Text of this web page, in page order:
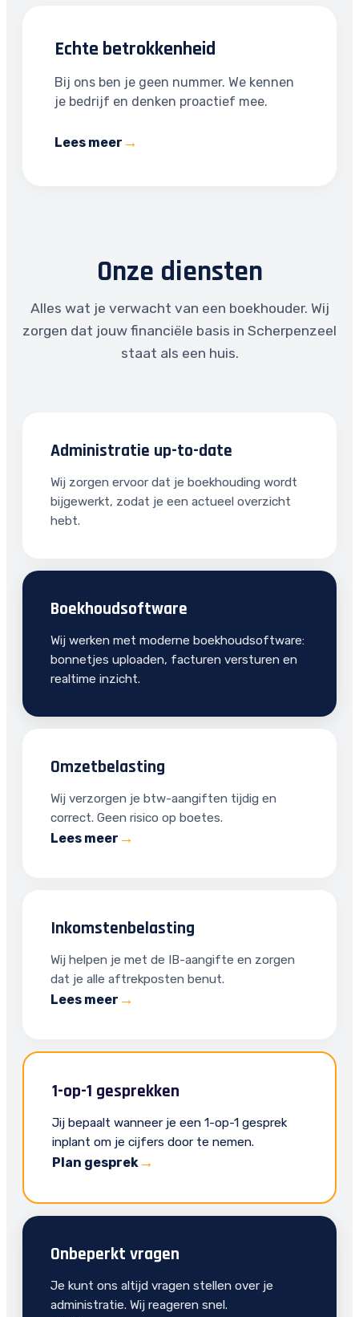
Echte betrokkenheid
Bij ons ben je geen nummer. We kennen
je bedrijf en denken proactief mee.
Lees meer
Onze diensten
Alles wat je verwacht van een boekhouder. Wij
zorgen dat jouw financiële basis in Scherpenzeel
staat als een huis.
Administratie up-to-date
Wij zorgen ervoor dat je boekhouding wordt
bijgewerkt, zodat je een actueel overzicht
hebt.
Boekhoudsoftware
Wij werken met moderne boekhoudsoftware:
bonnetjes uploaden, facturen versturen en
realtime inzicht.
Omzetbelasting
Wij verzorgen je btw-aangiften tijdig en
correct. Geen risico op boetes.
Lees meer
Inkomstenbelasting
Wij helpen je met de IB-aangifte en zorgen
dat je alle aftrekposten benut.
Lees meer
1-op-1 gesprekken
Jij bepaalt wanneer je een 1-op-1 gesprek
inplant om je cijfers door te nemen.
Plan gesprek
Onbeperkt vragen
Je kunt ons altijd vragen stellen over je
administratie. Wij reageren snel.